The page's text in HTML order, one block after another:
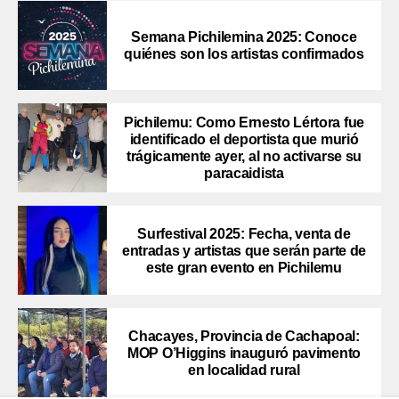
Semana Pichilemina 2025: Conoce
quiénes son los artistas confirmados
Pichilemu: Como Ernesto Lértora fue
identificado el deportista que murió
trágicamente ayer, al no activarse su
paracaidista
Surfestival 2025: Fecha, venta de
entradas y artistas que serán parte de
este gran evento en Pichilemu
Chacayes, Provincia de Cachapoal:
MOP O’Higgins inauguró pavimento
en localidad rural